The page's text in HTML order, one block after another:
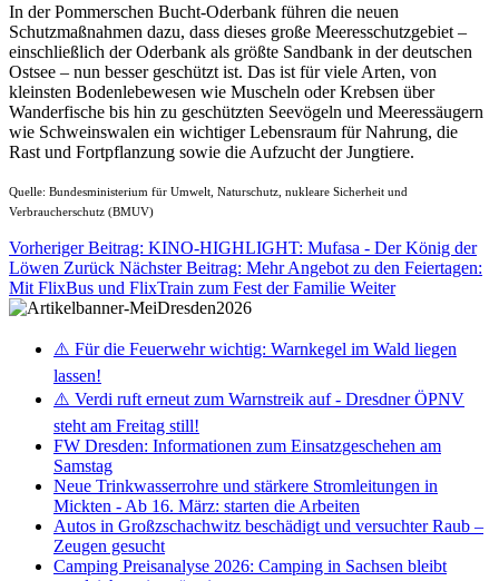
In der Pommerschen Bucht-Oderbank führen die neuen
Schutzmaßnahmen dazu, dass dieses große Meeresschutzgebiet –
einschließlich der Oderbank als größte Sandbank in der deutschen
Ostsee – nun besser geschützt ist. Das ist für viele Arten, von
kleinsten Bodenlebewesen wie Muscheln oder Krebsen über
Wanderfische bis hin zu geschützten Seevögeln und Meeressäugern
wie Schweinswalen ein wichtiger Lebensraum für Nahrung, die
Rast und Fortpflanzung sowie die Aufzucht der Jungtiere.
Quelle: Bundesministerium für Umwelt, Naturschutz, nukleare Sicherheit und
Verbraucherschutz (BMUV)
Vorheriger Beitrag: KINO-HIGHLIGHT: Mufasa - Der König der
Löwen Zurück Nächster Beitrag: Mehr Angebot zu den Feiertagen:
Mit FlixBus und FlixTrain zum Fest der Familie Weiter
⚠️ Für die Feuerwehr wichtig: Warnkegel im Wald liegen
lassen!
⚠️ Verdi ruft erneut zum Warnstreik auf - Dresdner ÖPNV
steht am Freitag still!
FW Dresden: Informationen zum Einsatzgeschehen am
Samstag
Neue Trinkwasserrohre und stärkere Stromleitungen in
Mickten - Ab 16. März: starten die Arbeiten
Autos in Großzschachwitz beschädigt und versuchter Raub –
Zeugen gesucht
Camping Preisanalyse 2026: Camping in Sachsen bleibt